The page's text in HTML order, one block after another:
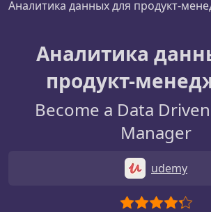
Аналитика данных для продукт-
Аналитика
продукт-
Become a Data
Manager
udemy